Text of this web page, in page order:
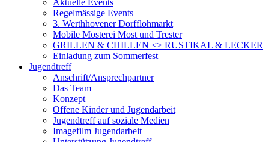
Regelmässige Events
3. Werthhovener Dorfflohmarkt
Mobile Mosterei Most und Trester
GRILLEN & CHILLEN <> RUSTIKAL & LECKER
Einladung zum Sommerfest
Jugendtreff
Anschrift/Ansprechpartner
Das Team
Konzept
Offene Kinder und Jugendarbeit
Jugendtreff auf soziale Medien
Imagefilm Jugendarbeit